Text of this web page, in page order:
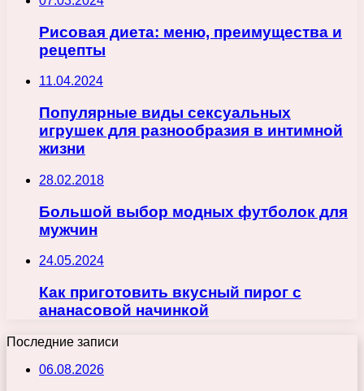
Рисовая диета: меню, преимущества и
рецепты
11.04.2024
Популярные виды сексуальных
игрушек для разнообразия в интимной
жизни
28.02.2018
Большой выбор модных футболок для
мужчин
24.05.2024
Как приготовить вкусный пирог с
ананасовой начинкой
Последние записи
06.08.2026